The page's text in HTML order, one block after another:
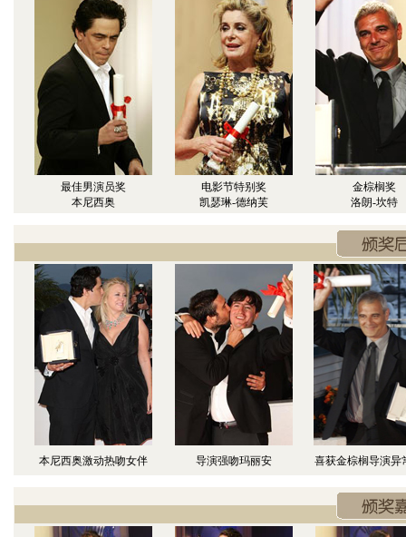
最佳男演员奖
本尼西奥
电影节特别奖
凯瑟琳-德纳芙
金棕榈奖
洛朗-坎特
本尼西奥激动热吻女伴 导演强吻玛丽安 喜获金棕榈导演异